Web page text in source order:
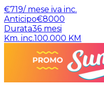
€719/ mese iva inc.
Anticipo€8000
Durata36 mesi
Km. inc.100.000 KM